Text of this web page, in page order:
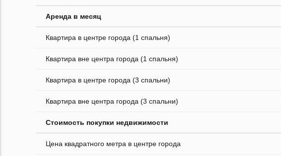
Аренда в месяц
Квартира в центре города (1 спальня)
Квартира вне центра города (1 спальня)
Квартира в центре города (3 спальни)
Квартира вне центра города (3 спальни)
Стоимость покупки недвижимости
Цена квадратного метра в центре города